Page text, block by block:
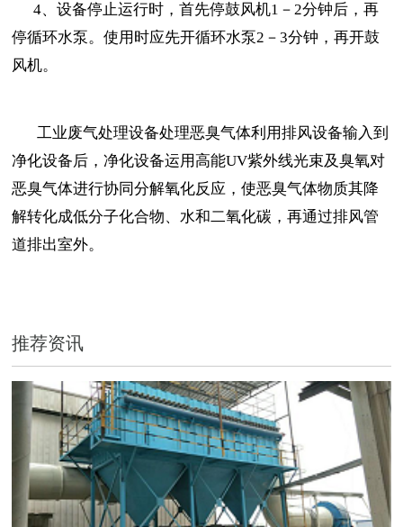
4、设备停止运行时，首先停鼓风机1－2分钟后，再
停循环水泵。使用时应先开循环水泵2－3分钟，再开鼓
风机。
工业废气处理设备处理恶臭气体利用排风设备输入到
净化设备后，净化设备运用高能UV紫外线光束及臭氧对
恶臭气体进行协同分解氧化反应，使恶臭气体物质其降
解转化成低分子化合物、水和二氧化碳，再通过排风管
道排出室外。
推荐资讯